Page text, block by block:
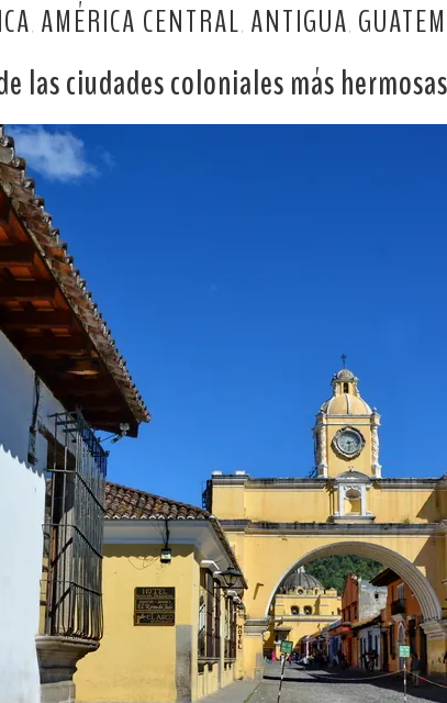
, AMÉRICA CENTRAL, ANTIGUA,
las ciudades coloniales más